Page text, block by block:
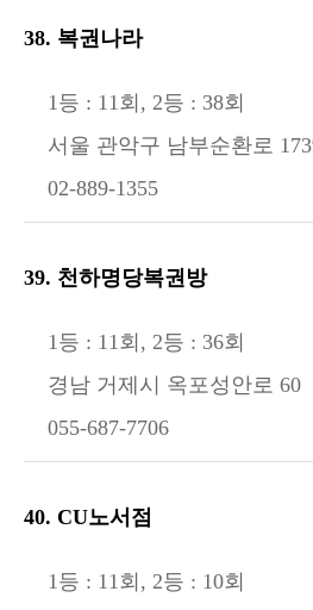
38. 복권나라
1등 : 11회, 2등 : 38회
서울 관악구 남부순환로
02-889-1355
39. 천하명당복권방
1등 : 11회, 2등 : 36회
경남 거제시 옥포성안로 60
055-687-7706
40. CU노서점
1등 : 11회, 2등 : 10회